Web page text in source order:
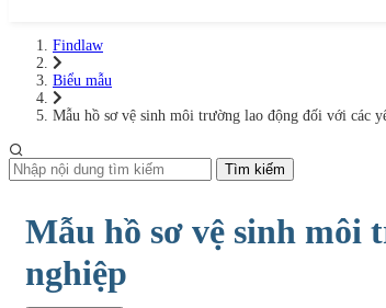
Findlaw
Biểu mẫu
Mẫu hồ sơ vệ sinh môi trường lao động đối với các
Tìm kiếm
Mẫu hồ sơ vệ sinh môi
nghiệp